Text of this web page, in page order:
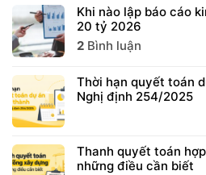
Khi nào lập báo cáo
20 tỷ 2026
2 Bình luận
Thời hạn quyết toán
Nghị định 254/2025
Thanh quyết toán
những điều cần biết